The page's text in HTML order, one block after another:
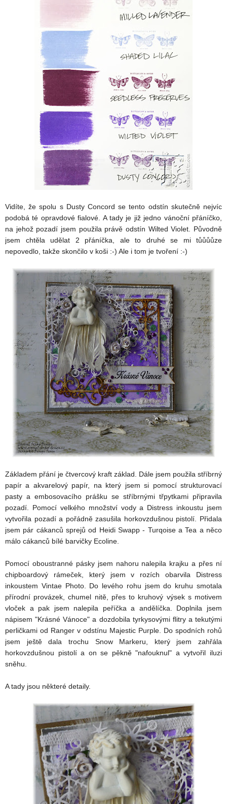
Vidíte, že spolu s Dusty Concord se tento odstín skutečně nejvíc
podobá té opravdové fialové. A tady je již jedno vánoční přáníčko,
na jehož pozadí jsem použila právě odstín Wilted Violet. Původně
jsem chtěla udělat 2 přáníčka, ale to druhé se mi tůůůůze
nepovedlo, takže skončilo v koši :-) Ale i tom je tvoření :-)
Základem přání je čtvercový kraft základ. Dále jsem použila stříbrný
papír a akvarelový papír, na který jsem si pomocí strukturovací
pasty a embosovacího prášku se stříbrnými třpytkami připravila
pozadí. Pomocí velkého množství vody a Distress inkoustu jsem
vytvořila pozadí a pořádně zasušila horkovzdušnou pistolí. Přidala
jsem pár cákanců sprejů od Heidi Swapp - Turqoise a Tea a něco
málo cákanců bílé barvičky Ecoline.
Pomocí oboustranné pásky jsem nahoru nalepila krajku a přes ní
chipboardový rámeček, který jsem v rozích obarvila Distress
inkoustem Vintae Photo. Do levého rohu jsem do kruhu smotala
přírodní provázek, chumel nitě, přes to kruhový výsek s motivem
vloček a pak jsem nalepila peříčka a andělíčka. Doplnila jsem
nápisem "Krásné Vánoce" a dozdobila tyrkysovými flitry a tekutými
perličkami od Ranger v odstínu Majestic Purple. Do spodních rohů
jsem ještě dala trochu Snow Markeru, který jsem zahřála
horkovzdušnou pistolí a on se pěkně "nafouknul" a vytvořil iluzi
sněhu.
A tady jsou některé detaily.